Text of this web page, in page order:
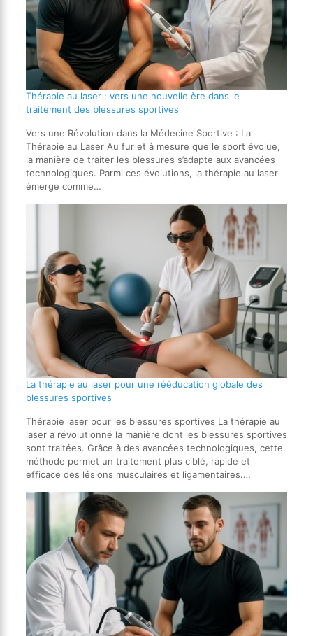
Thérapie au laser : vers une nouvelle ère dans le
traitement des blessures sportives
Vers une Révolution dans la Médecine Sportive : La
Thérapie au Laser Au fur et à mesure que le sport évolue,
la manière de traiter les blessures s’adapte aux avancées
technologiques. Parmi ces évolutions, la thérapie au laser
émerge comme…
La thérapie au laser pour une rééducation globale des
blessures sportives
Thérapie laser pour les blessures sportives La thérapie au
laser a révolutionné la manière dont les blessures sportives
sont traitées. Grâce à des avancées technologiques, cette
méthode permet un traitement plus ciblé, rapide et
efficace des lésions musculaires et ligamentaires.…